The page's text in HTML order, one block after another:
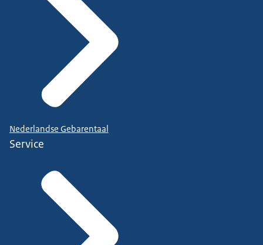
Nederlandse Gebarentaal
Service